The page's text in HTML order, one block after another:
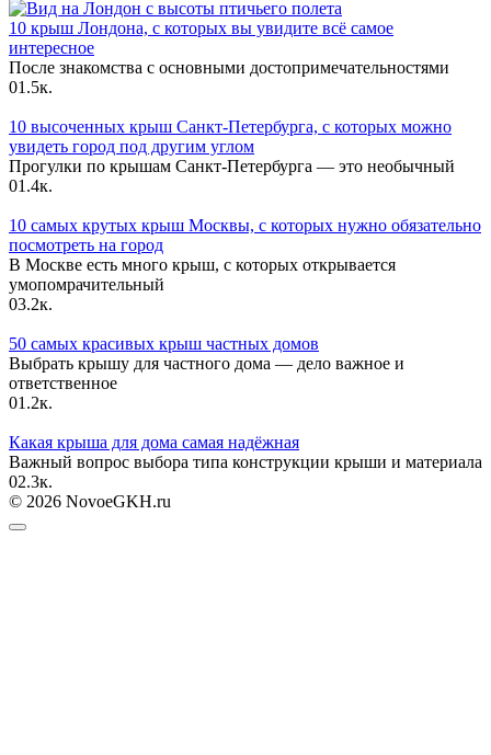
10 крыш Лондона, с которых вы увидите всё самое
интересное
После знакомства с основными достопримечательностями
01.5к.
10 высоченных крыш Санкт-Петербурга, с которых можно
увидеть город под другим углом
Прогулки по крышам Санкт-Петербурга — это необычный
01.4к.
10 самых крутых крыш Москвы, с которых нужно обязательно
посмотреть на город
В Москве есть много крыш, с которых открывается
умопомрачительный
03.2к.
50 самых красивых крыш частных домов
Выбрать крышу для частного дома — дело важное и
ответственное
01.2к.
Какая крыша для дома самая надёжная
Важный вопрос выбора типа конструкции крыши и материала
02.3к.
© 2026 NovoeGKH.ru